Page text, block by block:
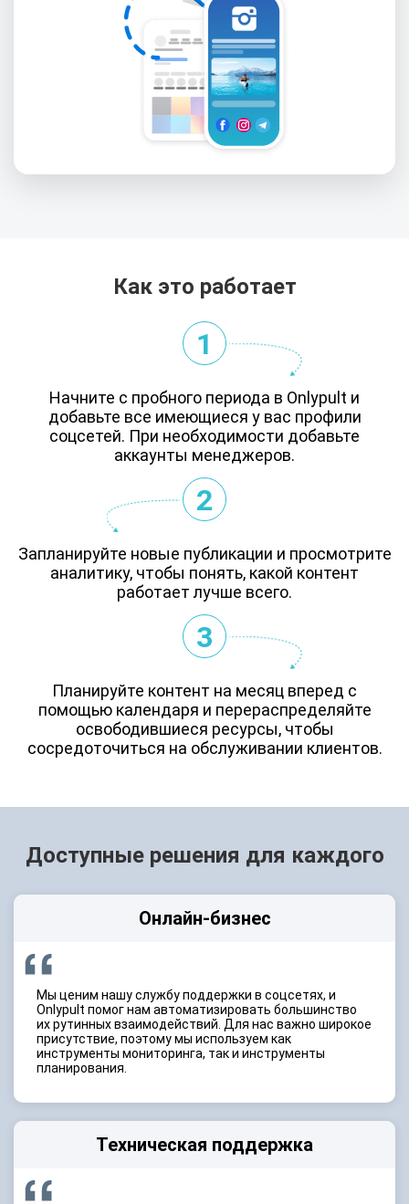
Как это работает
1
Начните с пробного периода в Onlypult и
добавьте все имеющиеся у вас профили
соцсетей. При необходимости добавьте
аккаунты менеджеров.
2
Запланируйте новые публикации и просмотрите
аналитику, чтобы понять, какой контент
работает лучше всего.
3
Планируйте контент на месяц вперед с
помощью календаря и перераспределяйте
освободившиеся ресурсы, чтобы
сосредоточиться на обслуживании клиентов.
Доступные решения для каждого
Онлайн-бизнес
Мы ценим нашу службу поддержки в соцсетях, и
Onlypult помог нам автоматизировать большинство
их рутинных взаимодействий. Для нас важно широкое
присутствие, поэтому мы используем как
инструменты мониторинга, так и инструменты
планирования.
Техническая поддержка